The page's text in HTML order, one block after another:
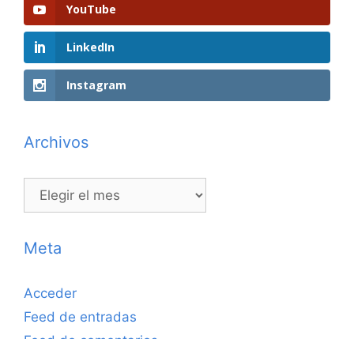
YouTube
LinkedIn
Instagram
Archivos
Archivos
Meta
Acceder
Feed de entradas